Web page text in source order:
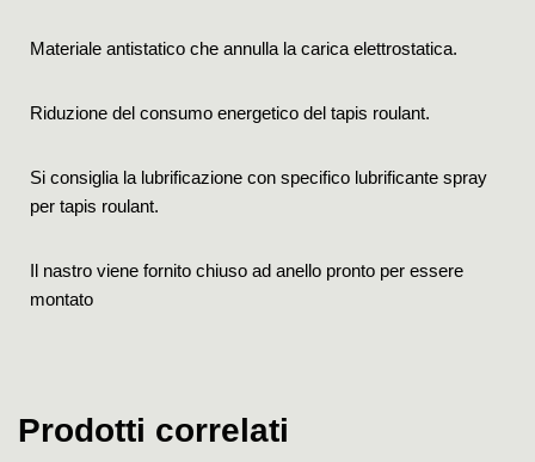
Materiale antistatico che annulla la carica elettrostatica.
Riduzione del consumo energetico del tapis roulant.
Si consiglia la lubrificazione con specifico lubrificante spray
per tapis roulant.
Il nastro viene fornito chiuso ad anello pronto per essere
montato
Prodotti correlati